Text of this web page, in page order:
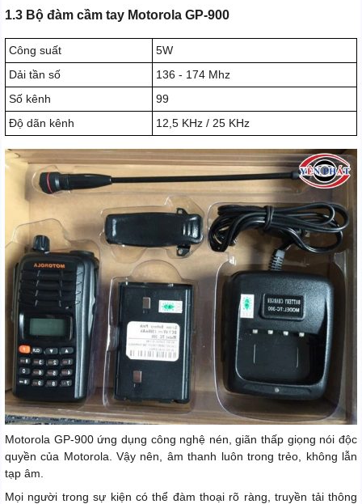
1.3 Bộ đàm cầm tay Motorola GP-900
Công suất
5W
Dải tần số
136 - 174 Mhz
Số kênh
99
Độ dãn kênh
12,5 KHz / 25 KHz
Motorola GP-900 ứng dụng công nghệ nén, giãn thấp giọng nói độc
quyền của Motorola. Vậy nên, âm thanh luôn trong trẻo, không lẫn
tạp âm.
Mọi người trong sự kiện có thể đàm thoại rõ ràng, truyền tải thông